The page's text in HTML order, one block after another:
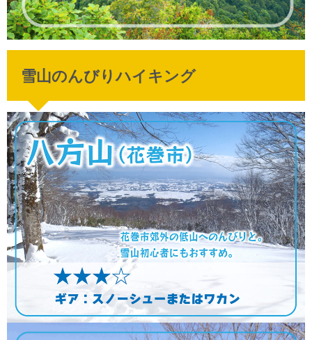
雪山のんびりハイキング